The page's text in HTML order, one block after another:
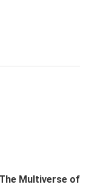
Multiverse of